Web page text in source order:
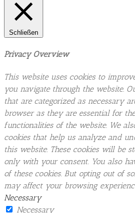
Schließen
Privacy Overview
This website uses cookies to
you navigate through the website.
that are categorized as necessary
browser as they are essential for
functionalities of the website. We
cookies that help us analyze and
this website. These cookies will be
only with your consent. You also
of these cookies. But opting out of
may affect your browsing
Necessary
Necessary